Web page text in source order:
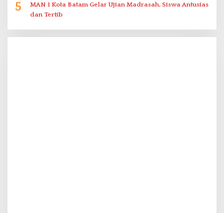
5
MAN 1 Kota Batam Gelar Ujian Madrasah, Siswa Antusias
dan Tertib